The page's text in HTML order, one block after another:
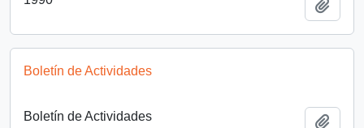
Boletín de Actividades
Boletín de Actividades